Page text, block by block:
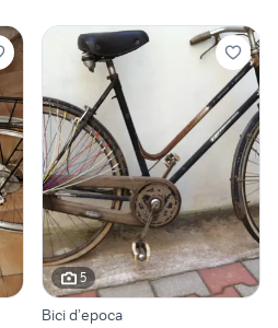
5
Bici d’epoca